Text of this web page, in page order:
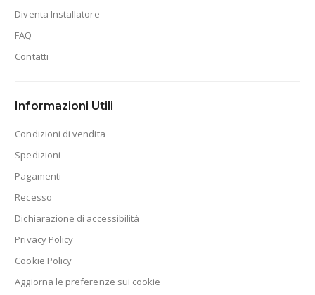
Diventa Installatore
FAQ
Contatti
Informazioni Utili
Condizioni di vendita
Spedizioni
Pagamenti
Recesso
Dichiarazione di accessibilità
Privacy Policy
Cookie Policy
Aggiorna le preferenze sui cookie